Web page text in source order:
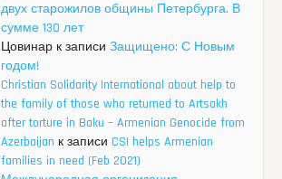
двух старожилов общины Петербурга. В
сумме 130 лет
Цовинар к записи Защищено: С Новым
годом!
Christian Solidarity International about help to
the family of those who returned to Artsakh
after torture in Baku – Armenian Genocide from
Azerbaijan к записи CSI helps Armenian
families in need (Feb 2021)